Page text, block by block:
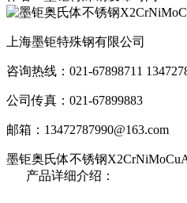
上海墨钜特殊钢有限公司
咨询热线：021-67898711
公司传真：021-67899883
邮箱：13472787990@163.com
墨钜奥氏体不锈钢
产品详细介绍：